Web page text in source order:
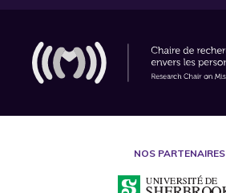
NOS PARTENAIRES